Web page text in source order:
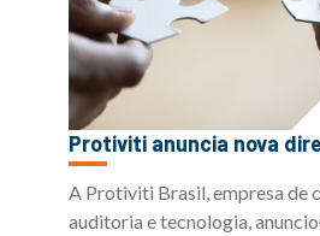
Protiviti anuncia nova
A Protiviti Brasil, empresa de
auditoria e tecnologia,